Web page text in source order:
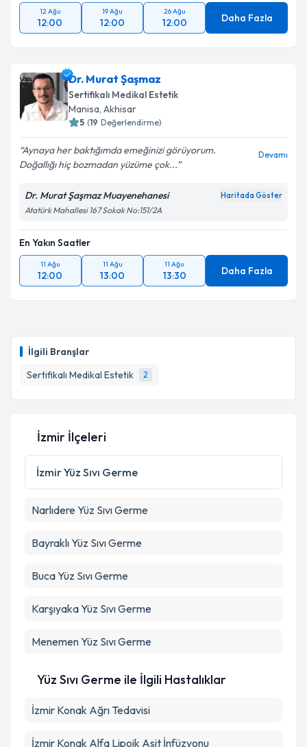
İlgili Branşlar
Sertifikalı Medikal Estetik
2
12 Ağu
12:00
19 Ağu
12:00
26 Ağu
12:00 Daha Fazla
Dr. Murat Şaşmaz
Sertifikalı Medikal Estetik
Manisa, Akhisar
5 (19 Değerlendirme)
Aynaya her baktığımda emeğinizi görüyorum.
Doğallığı hiç bozmadan yüzüme çok...
Devamı
Dr. Murat Şaşmaz Muayenehanesi Haritada Göster
Atatürk Mahallesi 167 Sokak No:151/2A
En Yakın Saatler
11 Ağu
12:00
11 Ağu
13:00
11 Ağu
13:30 Daha Fazla
İzmir İlçeleri
İzmirYüz Sıvı Germe
Narlıdere Yüz Sıvı Germe
BayraklıYüz Sıvı Germe
BucaYüz Sıvı Germe
KarşıyakaYüz Sıvı Germe
MenemenYüz Sıvı Germe
Yüz Sıvı Germe ile İlgili Hastalıklar
İzmir Konak Ağrı Tedavisi
İzmir Konak Alfa Lipoik Asit İnfüzyonu